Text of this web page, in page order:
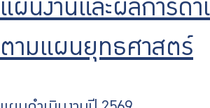
รายงานผลการดำเนินงาน
จัดซื้อจัดจ้าง
ร่วมงานกับเรา
แผนงานและผลการดำ
ตามแผนยุทธศาสตร์